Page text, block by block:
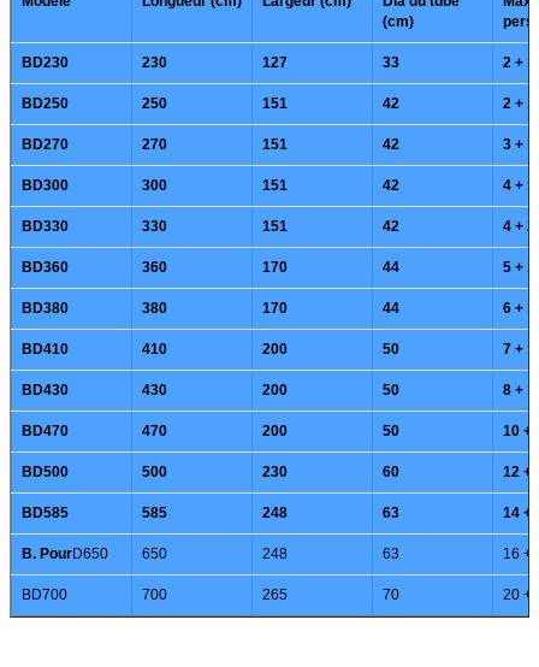
(cm)
BD230 230 127 33 2 + 1
BD250 250 151 42 2 + 1
BD270 270 151 42 3 + 1
BD300 300 151 42 4 + 1
BD330 330 151 42 4 + 2
BD360 360 170 44 5 + 1
BD380 380 170 44 6 + 1
BD410 410 200 50 7 + 1
BD430 430 200 50 8 + 1
BD470 470 200 50 10 +
BD500 500 230 60 12 +
BD585 585 248 63 14 +
B. PourD650 650 248 63 16 +
BD700 700 265 70 20 +